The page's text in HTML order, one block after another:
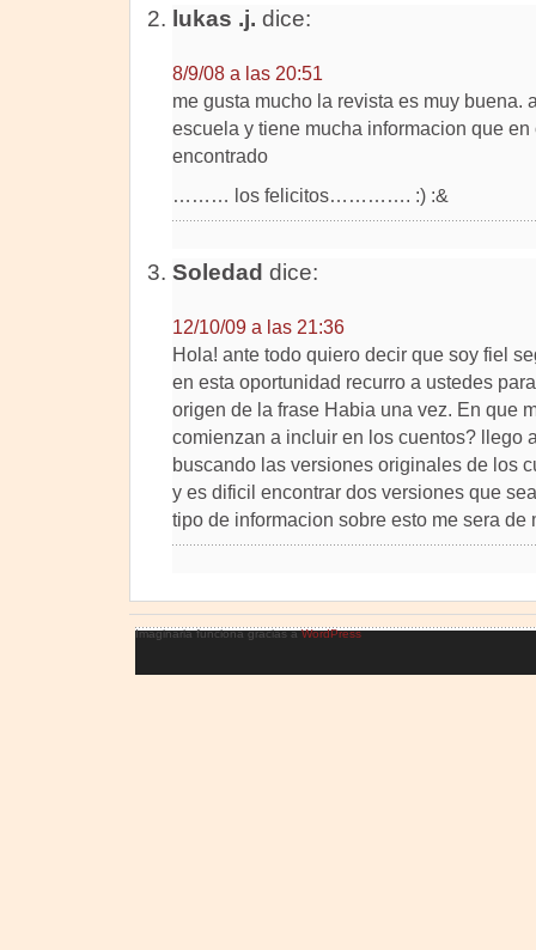
lukas .j. dice:
8/9/08 a las 20:51
me gusta mucho la revista es muy buena.
escuela y tiene mucha informacion que
encontrado
……… los felicitos…………. :) :&
Soledad dice:
12/10/09 a las 21:36
Hola! ante todo quiero decir que soy fiel
en esta oportunidad recurro a ustedes
origen de la frase Habia una vez. En que
comienzan a incluir en los cuentos? llego
buscando las versiones originales de los
y es dificil encontrar dos versiones que
tipo de informacion sobre esto me sera de
Imaginaria funciona gracias aWordPress